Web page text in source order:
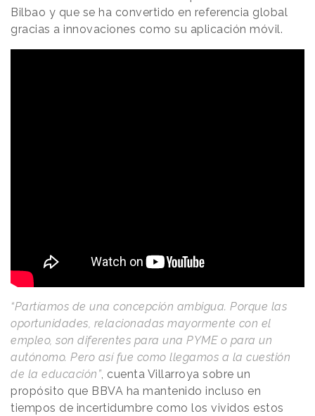
Bilbao y que se ha convertido en referencia global
gracias a innovaciones como su aplicación móvil.
“Partíamos de una concepción ambigua. Porque las
oportunidades, relacionadas mayormente con el
empleo, son diferentes para una PYME o para un
autónomo. Pero así fue como llegamos a la cuestión
de la educación”, cuenta Villarroya sobre un
propósito que BBVA ha mantenido incluso en
tiempos de incertidumbre como los vividos estos